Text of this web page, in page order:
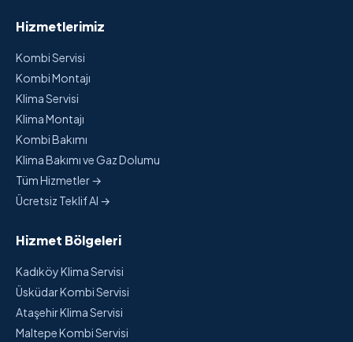
Hizmetlerimiz
Kombi Servisi
Kombi Montajı
Klima Servisi
Klima Montajı
Kombi Bakımı
Klima Bakımı ve Gaz Dolumu
Tüm Hizmetler →
Ücretsiz Teklif Al →
Hizmet Bölgeleri
Kadıköy Klima Servisi
Üsküdar Kombi Servisi
Ataşehir Klima Servisi
Maltepe Kombi Servisi